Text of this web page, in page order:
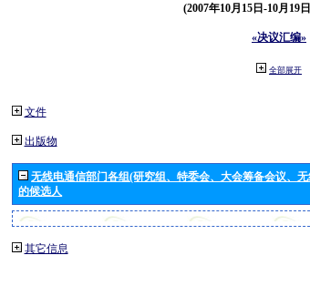
(2007年10月15日-10月19
«决议汇编»
全部展开
文件
出版物
无线电通信部门各组(研究组、特委会、大会筹备会议、
的候选人
其它信息